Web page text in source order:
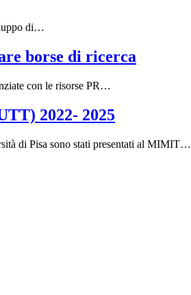
di…
borse di ricerca
con le risorse PR…
2022- 2025
di Pisa sono stati presentati al MIMIT…